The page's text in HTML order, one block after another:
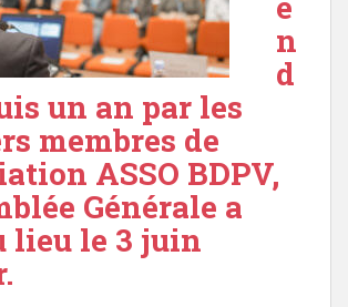
n
d
un an par les
membres de
ASSO BDPV,
Générale a
lieu le 3 juin